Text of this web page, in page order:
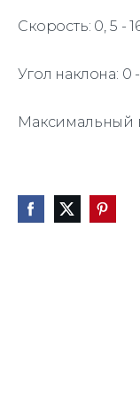
Скорость: 0, 5 -
Угол наклона: 0 -
Максимальный